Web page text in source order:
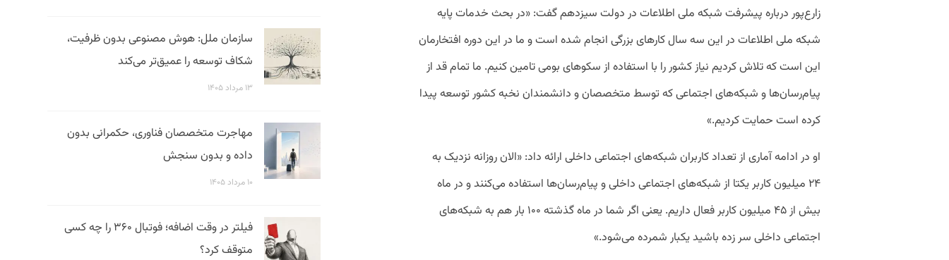
زارع‌پور درباره پیشرفت شبکه ملی اطلاعات در دولت سیزدهم گفت: «در بحث خدمات پایه
شبکه ملی اطلاعات در این سه سال کارهای بزرگی انجام شده است و ما در این دوره افتخارمان
این است که تلاش کردیم نیاز کشور را با استفاده از سکوهای بومی تامین کنیم. ما تمام قد از
پیام‌رسان‌ها و شبکه‌های اجتماعی که توسط متخصصان و دانشمندان نخبه کشور توسعه پیدا
کرده است حمایت کردیم.»
او در ادامه آماری از تعداد کاربران شبکه‌های اجتماعی داخلی ارائه داد: «الان روزانه نزدیک به
۲۴ میلیون کاربر یکتا از شبکه‌های اجتماعی داخلی و پیام‌رسان‌ها استفاده می‌کنند و در ماه
بیش از ۴۵ میلیون کاربر فعال داریم. یعنی اگر شما در ماه گذشته ۱۰۰ بار هم به شبکه‌های
اجتماعی داخلی سر زده باشید یکبار شمرده می‌شود.»
سازمان ملل: هوش مصنوعی بدون ظرفیت،
شکاف توسعه را عمیق‌تر می‌کند
۱۳ مرداد ۱۴۰۵
مهاجرت متخصصان فناوری، حکمرانی بدون
داده و بدون سنجش
۱۰ مرداد ۱۴۰۵
فیلتر در وقت اضافه؛ فوتبال ۳۶۰ را چه کسی
متوقف کرد؟